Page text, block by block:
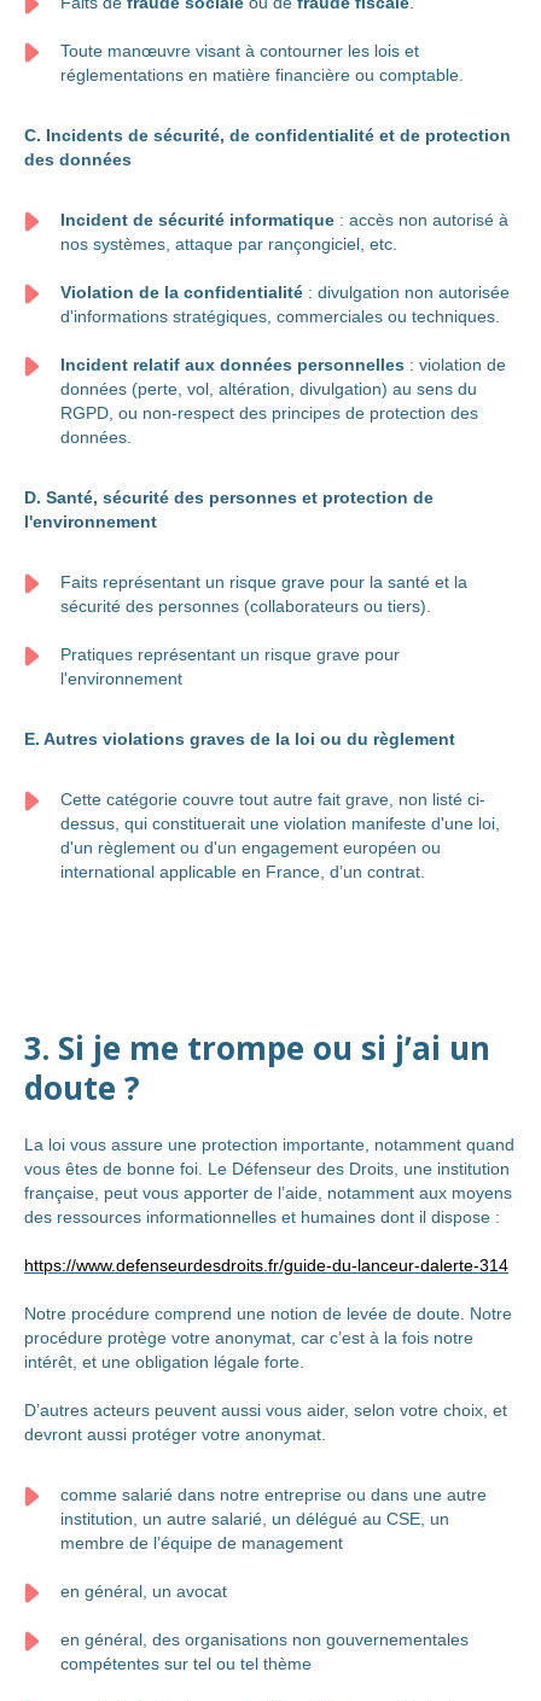
Toute manœuvre visant à contourner les lois et
réglementations en matière financière ou comptable.
C. Incidents de sécurité, de confidentialité et de protection
des données
Incident de sécurité informatique : accès non autorisé à
nos systèmes, attaque par rançongiciel, etc.
Violation de la confidentialité : divulgation non autorisée
d'informations stratégiques, commerciales ou techniques.
Incident relatif aux données personnelles : violation de
données (perte, vol, altération, divulgation) au sens du
RGPD, ou non-respect des principes de protection des
données.
D. Santé, sécurité des personnes et protection de
l'environnement
Faits représentant un risque grave pour la santé et la
sécurité des personnes (collaborateurs ou tiers).
Pratiques représentant un risque grave pour
l'environnement
E. Autres violations graves de la loi ou du règlement
Cette catégorie couvre tout autre fait grave, non listé ci-
dessus, qui constituerait une violation manifeste d'une loi,
d'un règlement ou d'un engagement européen ou
international applicable en France, d’un contrat.
3. Si je me trompe ou si j’ai un
doute ?
La loi vous assure une protection importante, notamment quand
vous êtes de bonne foi. Le Défenseur des Droits, une institution
française, peut vous apporter de l’aide, notamment aux moyens
des ressources informationnelles et humaines dont il dispose :
https://www.defenseurdesdroits.fr/guide-du-lanceur-dalerte-314
Notre procédure comprend une notion de levée de doute. Notre
procédure protège votre anonymat, car c’est à la fois notre
intérêt, et une obligation légale forte.
D’autres acteurs peuvent aussi vous aider, selon votre choix, et
devront aussi protéger votre anonymat.
comme salarié dans notre entreprise ou dans une autre
institution, un autre salarié, un délégué au CSE, un
membre de l’équipe de management
en général, un avocat
en général, des organisations non gouvernementales
compétentes sur tel ou tel thème